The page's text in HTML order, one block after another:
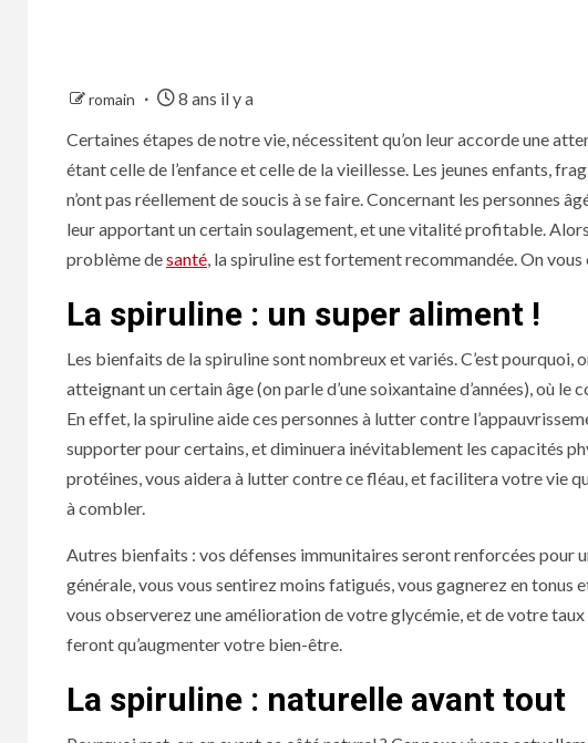
romain
8 ans il y a
Certaines étapes de notre vie, nécessitent qu’on leur accorde une
étant celle de l’enfance et celle de la vieillesse. Les jeunes enfants,
n’ont pas réellement de soucis à se faire. Concernant les personnes
leur apportant un certain soulagement, et une vitalité profitable.
problème desanté, la spiruline est fortement recommandée. On
La spiruline : un super aliment !
Les bienfaits de la spiruline sont nombreux et variés. C’est pourquoi,
atteignant un certain âge (on parle d’une soixantaine d’années), où
En effet, la spiruline aide ces personnes à lutter contre
supporter pour certains, et diminuera inévitablement les capacités
protéines, vous aidera à lutter contre ce fléau, et facilitera votre vie
à combler.
Autres bienfaits : vos défenses immunitaires seront renforcées pour
générale, vous vous sentirez moins fatigués, vous gagnerez en
vous observerez une amélioration de votre glycémie, et de votre
feront qu’augmenter votre bien-être.
La spiruline : naturelle avant tout